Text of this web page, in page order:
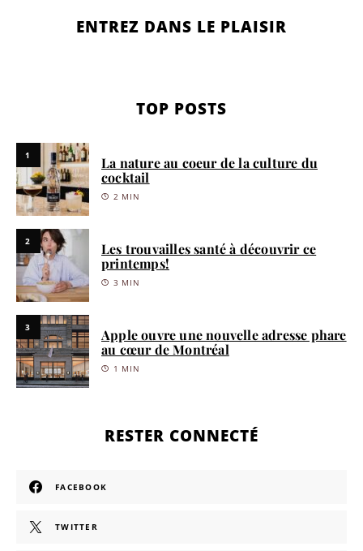
ENTREZ DANS LE PLAISIR
TOP POSTS
1
La nature au coeur de la culture du
cocktail
2 MIN
2
Les trouvailles santé à découvrir ce
printemps!
3 MIN
3
Apple ouvre une nouvelle adresse phare
au cœur de Montréal
1 MIN
RESTER CONNECTÉ
FACEBOOK
TWITTER